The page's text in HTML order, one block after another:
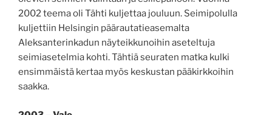
2002 teema oli Tähti kuljettaa jouluun. Seimipolulla
kuljettiin Helsingin päärautatieasemalta
Aleksanterinkadun näyteikkunoihin aseteltuja
seimiasetelmia kohti. Tähtiä seuraten matka kulki
ensimmäistä kertaa myös keskustan pääkirkkoihin
saakka.